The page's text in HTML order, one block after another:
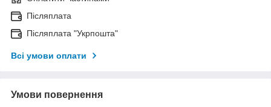
Післяплата
Післяплата "Укрпошта"
Всі умови оплати
Умови повернення